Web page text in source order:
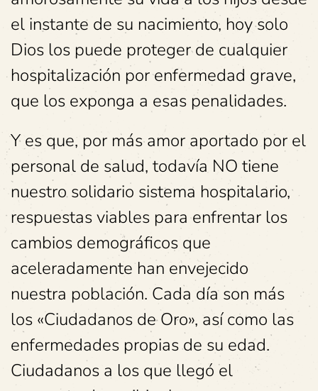
el instante de su nacimiento, hoy solo
Dios los puede proteger de cualquier
hospitalización por enfermedad grave,
que los exponga a esas penalidades.
Y es que, por más amor aportado por el
personal de salud, todavía NO tiene
nuestro solidario sistema hospitalario,
respuestas viables para enfrentar los
cambios demográficos que
aceleradamente han envejecido
nuestra población. Cada día son más
los «Ciudadanos de Oro», así como las
enfermedades propias de su edad.
Ciudadanos a los que llegó el